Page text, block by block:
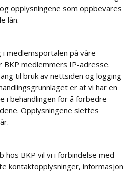
opplysningene som oppbevares
lån.
i medlemsportalen på våre
medlemmers IP-adresse.
til bruk av nettsiden og logging
er at vi har en
i behandlingen for å forbedre
Opplysningene slettes
hos BKP vil vi i forbindelse med
kontaktopplysninger, informasjon